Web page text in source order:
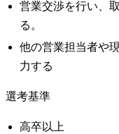
営業交渉を行い、
る。
他の営業担当者や
力する
選考基準
高卒以上